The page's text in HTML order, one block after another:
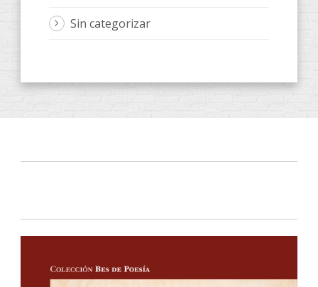
Sin categorizar